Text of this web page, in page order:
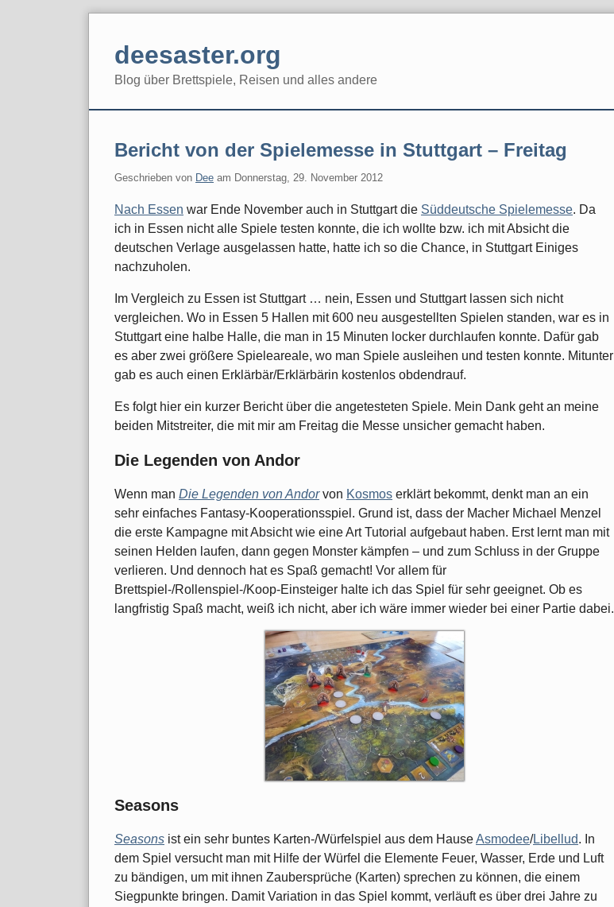
deesaster.org
Blog über Brettspiele, Reisen und alles andere
Bericht von der Spielemesse in Stuttgart – Freitag
Geschrieben von Dee am Donnerstag, 29. November 2012
Nach Essen war Ende November auch in Stuttgart die Süddeutsche Spielemesse. Da
ich in Essen nicht alle Spiele testen konnte, die ich wollte bzw. ich mit Absicht die
deutschen Verlage ausgelassen hatte, hatte ich so die Chance, in Stuttgart Einiges
nachzuholen.
Im Vergleich zu Essen ist Stuttgart … nein, Essen und Stuttgart lassen sich nicht
vergleichen. Wo in Essen 5 Hallen mit 600 neu ausgestellten Spielen standen, war es in
Stuttgart eine halbe Halle, die man in 15 Minuten locker durchlaufen konnte. Dafür gab
es aber zwei größere Spieleareale, wo man Spiele ausleihen und testen konnte. Mitunter
gab es auch einen Erklärbär/Erklärbärin kostenlos obdendrauf.
Es folgt hier ein kurzer Bericht über die angetesteten Spiele. Mein Dank geht an meine
beiden Mitstreiter, die mit mir am Freitag die Messe unsicher gemacht haben.
Die Legenden von Andor
Wenn man Die Legenden von Andorvon Kosmos erklärt bekommt, denkt man an ein
sehr einfaches Fantasy-Kooperationsspiel. Grund ist, dass der Macher Michael Menzel
die erste Kampagne mit Absicht wie eine Art Tutorial aufgebaut haben. Erst lernt man mit
seinen Helden laufen, dann gegen Monster kämpfen – und zum Schluss in der Gruppe
verlieren. Und dennoch hat es Spaß gemacht! Vor allem für
Brettspiel-/Rollenspiel-/Koop-Einsteiger halte ich das Spiel für sehr geeignet. Ob es
langfristig Spaß macht, weiß ich nicht, aber ich wäre immer wieder bei einer Partie dabei.
Seasons
Seasons ist ein sehr buntes Karten-/Würfelspiel aus dem HauseAsmodee/Libellud. In
dem Spiel versucht man mit Hilfe der Würfel die Elemente Feuer, Wasser, Erde und Luft
zu bändigen, um mit ihnen Zaubersprüche (Karten) sprechen zu können, die einem
Siegpunkte bringen. Damit Variation in das Spiel kommt, verläuft es über drei Jahre zu